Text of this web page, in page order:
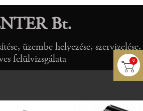
0
Bt.
üzembe helyezése, szervizelése,
felülvizsgálata